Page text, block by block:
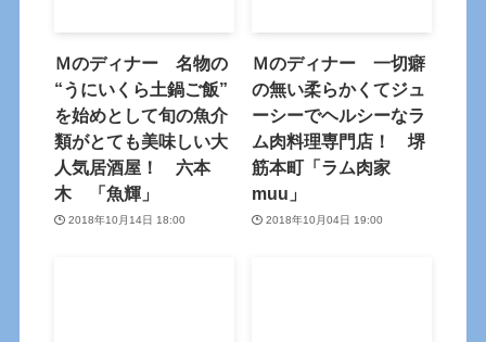
Ｍのディナー 名物の
“うにいくら土鍋ご飯”
を始めとして旬の魚介
類がとても美味しい大
人気居酒屋！ 六本
木 「魚輝」
2018年10月14日 18:00
Ｍのディナー 一切癖
の無い柔らかくてジュ
ーシーでヘルシーなラ
ム肉料理専門店！ 堺
筋本町「ラム肉家
muu」
2018年10月04日 19:00